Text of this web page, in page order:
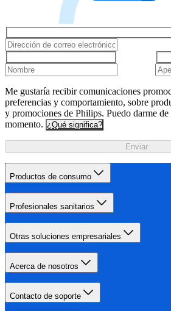
Me gustaría recibir comunicaciones
preferencias y comportamiento, sobre
y promociones de Philips. Puedo darme
momento. ¿Qué significa?
Enviar
Productos de consumo
Profesionales sanitarios
Otras soluciones empresariales
Acerca de nosotros
Contacto de soporte